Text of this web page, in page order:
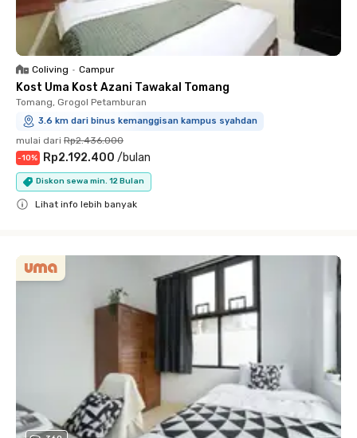
Coliving • Campur
Kost Uma Kost Azani Tawakal Tomang
Tomang, Grogol Petamburan
3.6 km dari binus kemanggisan kampus syahdan
mulai dari Rp2.436.000
-10% Rp2.192.400 /bulan
Diskon sewa min. 12 Bulan
Lihat info lebih banyak